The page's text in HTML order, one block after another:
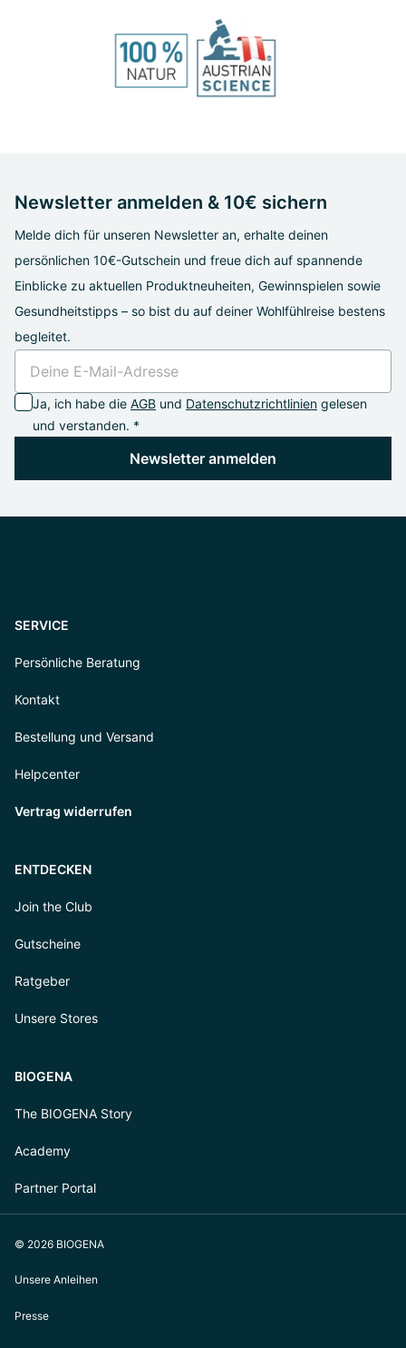
Newsletter anmelden & 10€ sichern
Melde dich für unseren Newsletter an, erhalte deinen
persönlichen 10€-Gutschein und freue dich auf spannende
Einblicke zu aktuellen Produktneuheiten, Gewinnspielen sowie
Gesundheitstipps – so bist du auf deiner Wohlfühlreise bestens
begleitet.
Ja, ich habe die AGB und Datenschutzrichtlinien gelesen
und verstanden. *
Newsletter anmelden
SERVICE
Persönliche Beratung
Kontakt
Bestellung und Versand
Helpcenter
Vertrag widerrufen
ENTDECKEN
Join the Club
Gutscheine
Ratgeber
Unsere Stores
BIOGENA
The BIOGENA Story
Academy
Partner Portal
© 2026 BIOGENA
Unsere Anleihen
Presse